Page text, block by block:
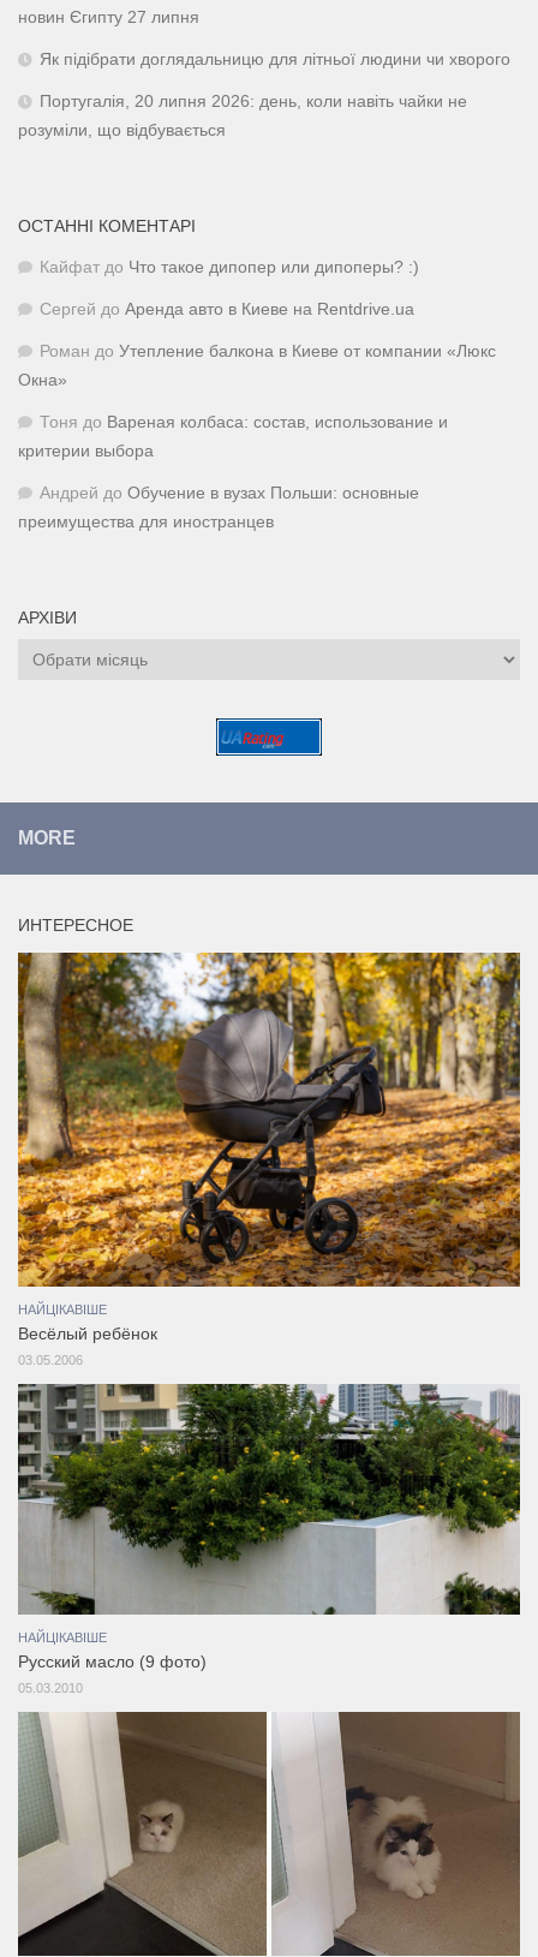
новин Єгипту 27 липня
Як підібрати доглядальницю для літньої людини чи хворого
Португалія, 20 липня 2026: день, коли навіть чайки не
розуміли, що відбувається
ОСТАННІ КОМЕНТАРІ
Кайфат до Что такое дипопер или дипоперы? :)
Сергей до Аренда авто в Киеве на Rentdrive.ua
Роман до Утепление балкона в Киеве от компании «Люкс
Окна»
Тоня до Вареная колбаса: состав, использование и
критерии выбора
Андрей до Обучение в вузах Польши: основные
преимущества для иностранцев
АРХІВИ
Архіви
MORE
ИНТЕРЕСНОЕ
НАЙЦІКАВІШЕ
Весёлый ребёнок
03.05.2006
НАЙЦІКАВІШЕ
Русский масло (9 фото)
05.03.2010